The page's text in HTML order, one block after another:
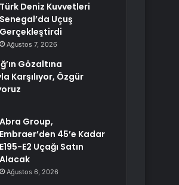
Türk Deniz Kuvvetleri
Senegal’da Uçuş
Gerçekleştirdi
Ağustos 7, 2026
Gözaltına
Karşılıyor, Özgür
Abra Group,
Embraer’den 45’e Kadar
E195-E2 Uçağı Satın
Alacak
Ağustos 6, 2026